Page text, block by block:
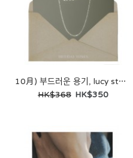
10月) 부드러운 용기, lucy stone necklace set
HK$368 HK$350